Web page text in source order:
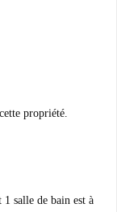
propriété.
salle de bain est à